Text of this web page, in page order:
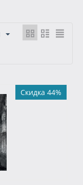
Скидка 44%